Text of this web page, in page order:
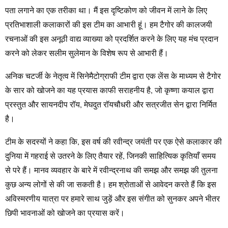
पता लगाने का एक तरीका था। मैं इस दृष्टिकोण को जीवन में लाने के लिए
प्रतिभाशाली कलाकारों की इस टीम का आभारी हूं। हम टैगोर की कालजयी
रचनाओं की इस अनूठी वाद्य व्याख्या को प्रदर्शित करने के लिए यह मंच प्रदान
करने को लेकर सलीम सुलेमान के विशेष रूप से आभारी हैं।
अनिक चटर्जी के नेतृत्व में सिनेमैटोग्राफी टीम द्वारा एक लेंस के माध्यम से टैगोर
के सार को खोजने का यह प्रयास काफी सराहनीय है, जो कृष्णा कयाल द्वारा
प्रस्तुत और सायनदीप रॉय, मेघदुत रॉयचौधरी और सत्रजीत सेन द्वारा निर्मित
है।
टीम के सदस्यों ने कहा कि, इस वर्ष की रवीन्द्र जयंती पर एक ऐसे कलाकार की
दुनिया में गहराई से उतरने के लिए तैयार रहें, जिनकी साहित्यिक कृतियाँ समय
से परे हैं। मानव व्यवहार के बारे में रवीन्द्रनाथ की समझ और समझ की तुलना
कुछ अन्य लोगों से की जा सकती है। हम श्रोताओं से आवेदन करते हैं कि इस
अविस्मरणीय यात्रा पर हमारे साथ जुड़ें और इस संगीत को सुनकर अपने भीतर
छिपी भावनाओं को खोजने का प्रयास करें।